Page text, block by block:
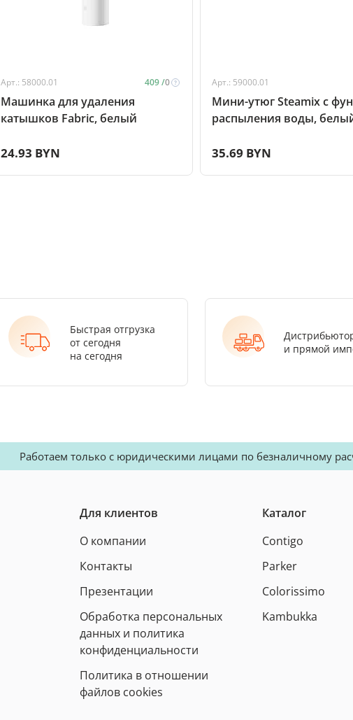
Арт.: 58000.01 409 /0
Машинка для удаления
катышков Fabric, белый
24.93 BYN
Арт.: 59000.01
Мини-утюг Steamix с
распыления воды,
35.69 BYN
Быстрая отгрузка
от сегодня
на сегодня
и прямой
Работаем только с юридическими лицами по безналичному
Для клиентов
О компании
Контакты
Презентации
Обработка персональных
данных и политика
конфиденциальности
Политика в отношении
файлов cookies
Каталог
Contigo
Parker
Colorissimo
Kambukka